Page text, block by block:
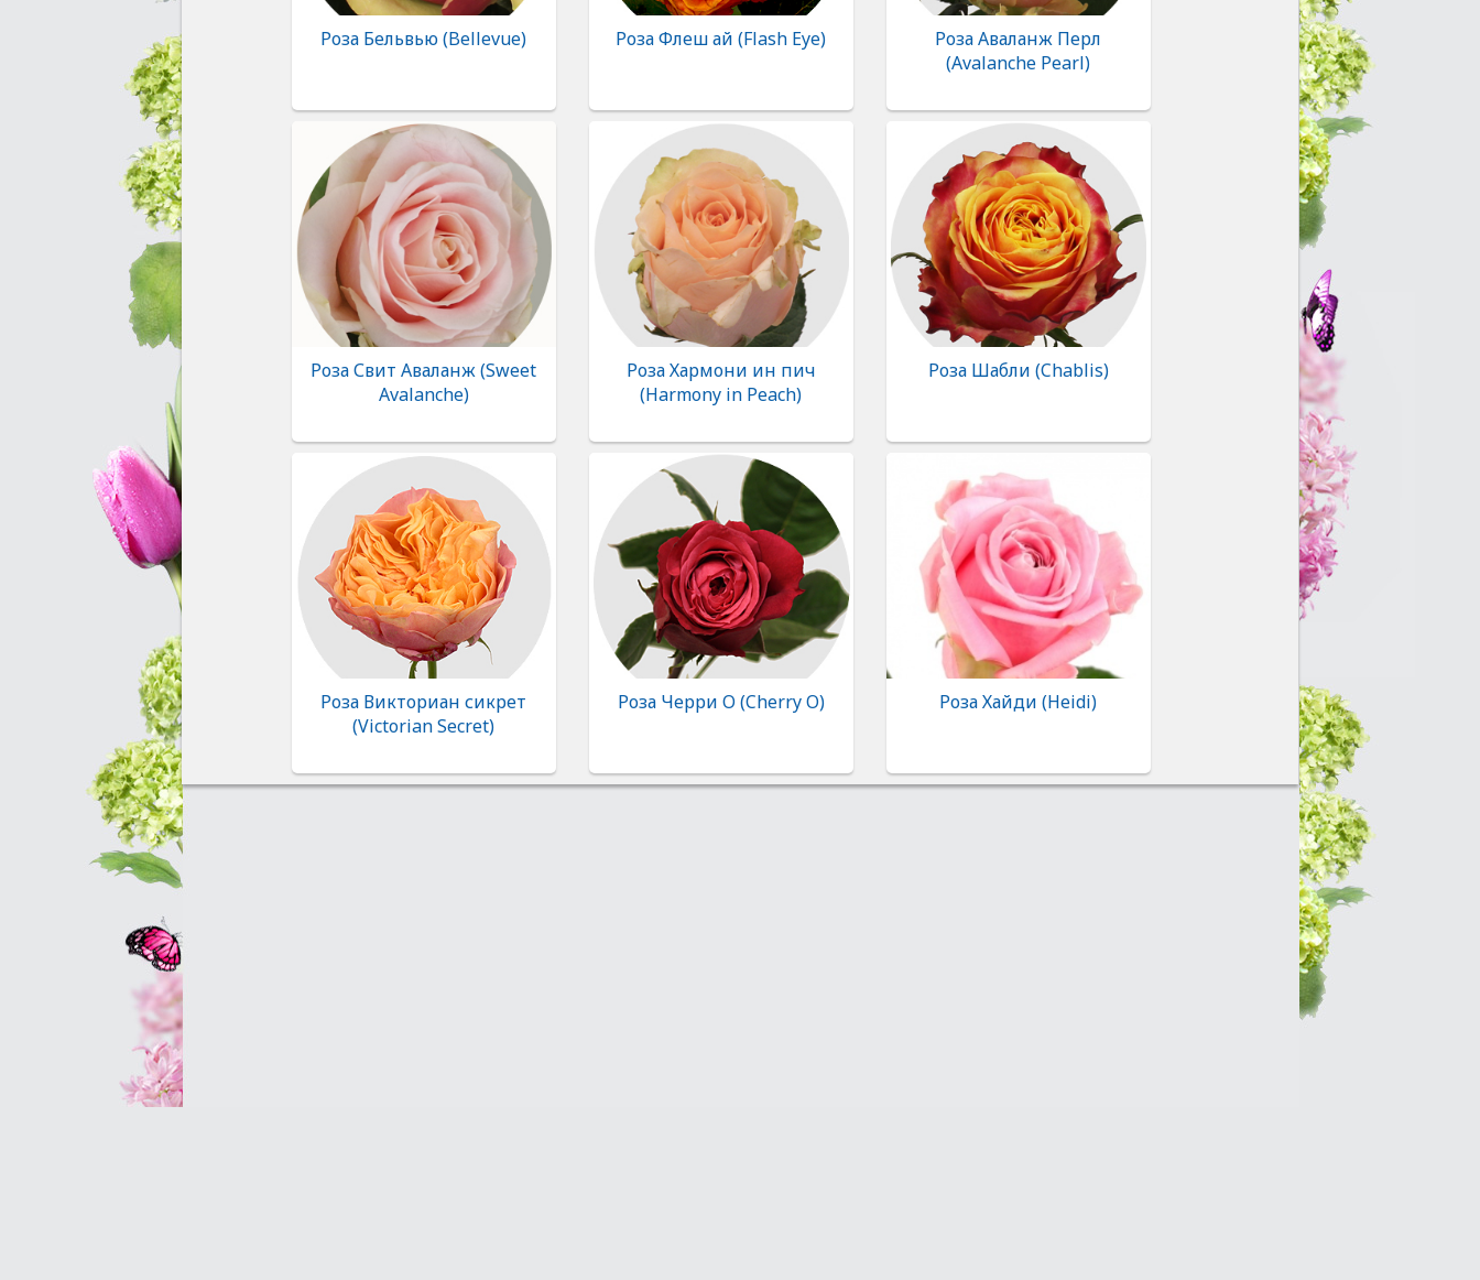
Роза Бельвью (Bellevue) Роза Флеш ай (Flash Eye)
Роза Аваланж Перл
(Avalanche Pearl)
Роза Свит Аваланж (Sweet
Avalanche)
Роза Хармони ин пич
(Harmony in Peach)
Роза Шабли (Chablis)
Роза Викториан сикрет
(Victorian Secret)
Роза Черри О (Cherry O) Роза Хайди (Heidi)